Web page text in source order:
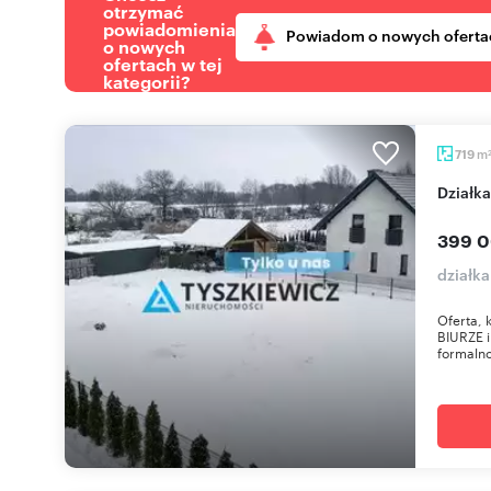
otrzymać
powiadomienia
o nowych
ofertach w tej
kategorii?
Powiadom o nowych
719 m2
399
Oferta,